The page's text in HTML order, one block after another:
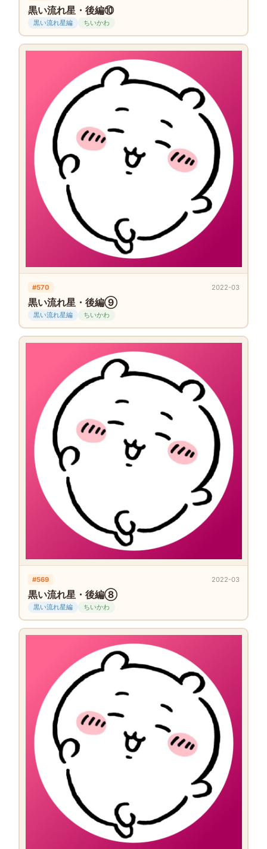
黒い流れ星・後編⑩
黒い流れ星編 ちいかわ
#570 2022-03
黒い流れ星・後編⑨
黒い流れ星編 ちいかわ
#569 2022-03
黒い流れ星・後編⑧
黒い流れ星編 ちいかわ